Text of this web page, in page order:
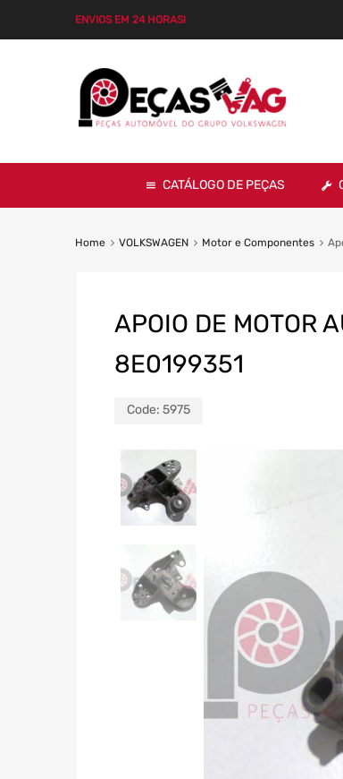
ENVIOS EM 24 HORAS!
CATÁLOGO DE PEÇAS
Home VOLKSWAGEN Motor e Componentes
APOIO DE MOTOR
8E0199351
Code: 5975